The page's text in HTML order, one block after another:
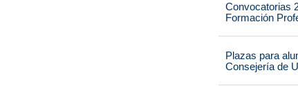
Convocatorias
Formación
Plazas para
Consejería de